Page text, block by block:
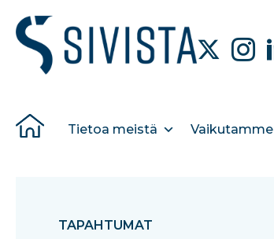
Tietoa meistä Vaikutamme
TAPAHTUMAT